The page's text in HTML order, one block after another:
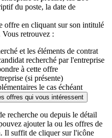
du poste, la date de
offre en cliquant sur son intitulé
retrouvez :
et les éléments de contrat
recherché par l'entreprise
à cette offre
(si présente)
le cas échéant
offres qui vous intéressent
recherche ou depuis le détail
ajouter la ou les offres de
Il suffit de cliquer sur l'icône